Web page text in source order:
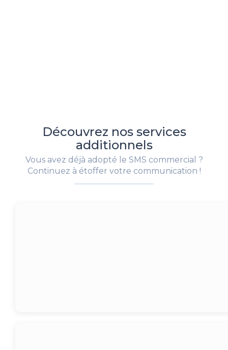
Découvrez nos services
additionnels
Vous avez déjà adopté le SMS commercial ?
Continuez à étoffer votre communication !